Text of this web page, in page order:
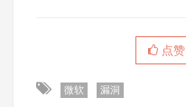
点赞
微软 漏洞